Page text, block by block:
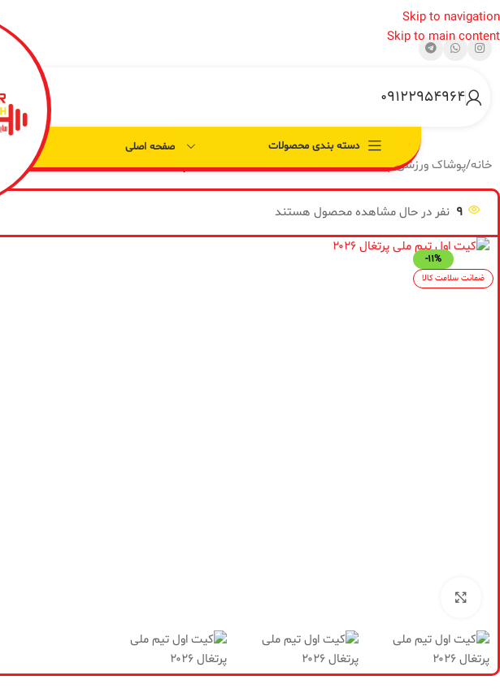
Skip to navigation
Skip to main content
09122954964
دسته بندی محصولات صفحه اصلی
خانه/پوشاک ورزشی/پیراهن تیم های ورزشی/کیت اول تیم ملی پرتغال ۲۰۲۶
9 نفر در حال مشاهده محصول هستند
-11%
ضمانت سلامت کالا